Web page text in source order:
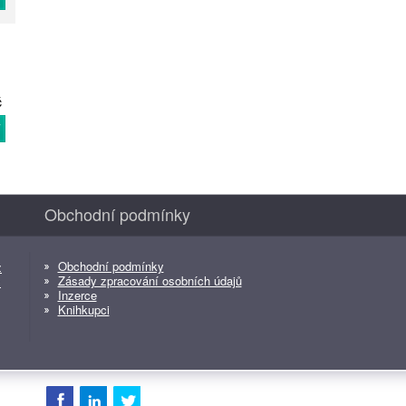
Obchodní podmínky
Obchodní podmínky
Zásady zpracování osobních údajů
Inzerce
Knihkupci